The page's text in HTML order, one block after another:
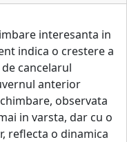
interesanta in
indica o crestere a
cancelarul
anterior
observata
in varsta, dar cu o
reflecta o dinamica